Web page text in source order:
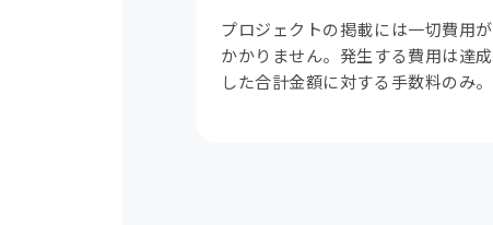
プロジェクトの掲載には一切費用が
かかりません。発生する費用は達成
した合計金額に対する手数料のみ。